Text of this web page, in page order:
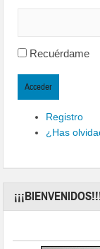
Recuérdame
Acceder
Registro
¿Has